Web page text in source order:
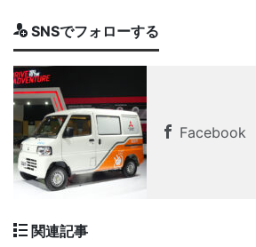
SNSでフォローする
Facebook
関連記事